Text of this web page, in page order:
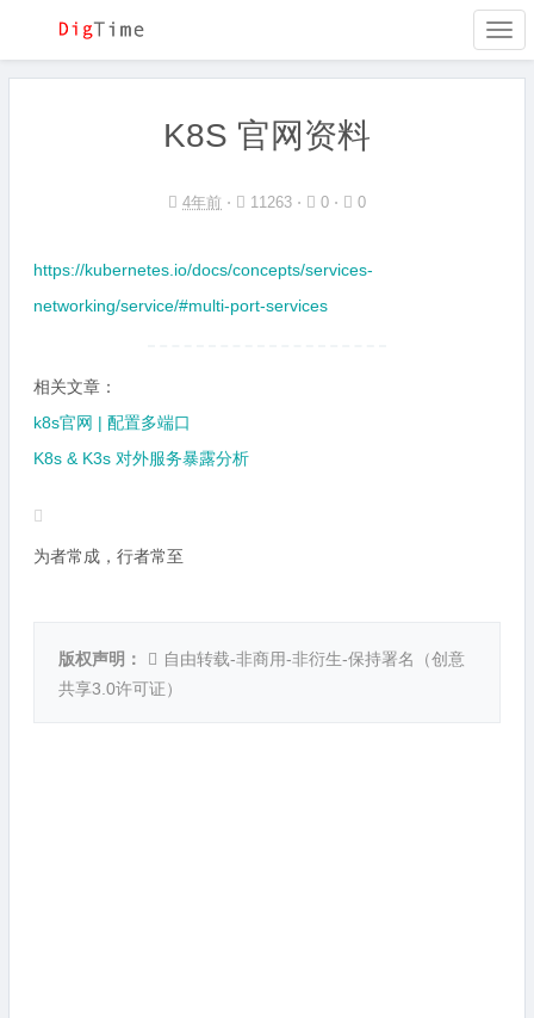
K8S 官网资料
4年前 ⋅ 11263 ⋅ 0 ⋅ 0
https://kubernetes.io/docs/concepts/services-
networking/service/#multi-port-services
相关文章：
k8s官网 | 配置多端口
K8s & K3s 对外服务暴露分析
为者常成，行者常至
版权声明： 自由转载-非商用-非衍生-保持署名（创意
共享3.0许可证）